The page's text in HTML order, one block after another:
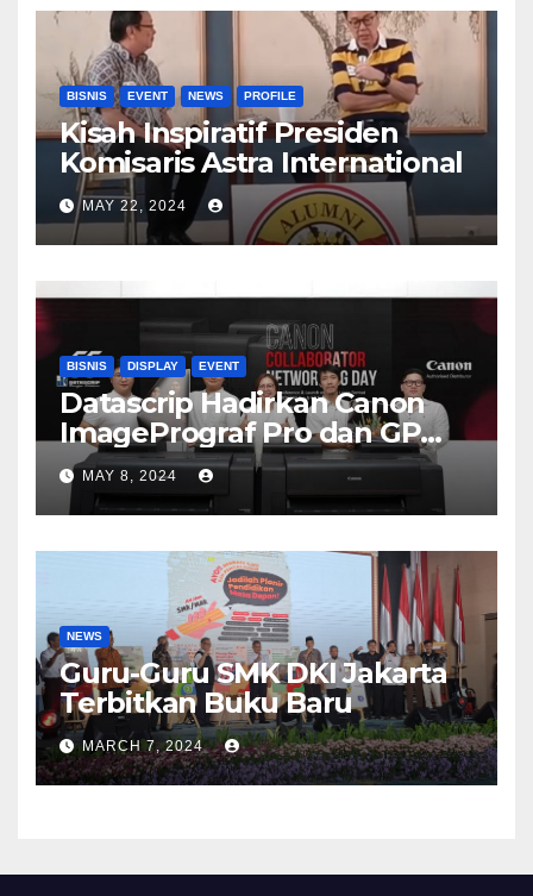
BISNIS EVENT NEWS PROFILE
Kisah Inspiratif Presiden
Komisaris Astra International
MAY 22, 2024
BISNIS DISPLAY EVENT
Datascrip Hadirkan Canon
ImagePrograf Pro dan GP
Series
MAY 8, 2024
NEWS
Guru-Guru SMK DKI Jakarta
Terbitkan Buku Baru
MARCH 7, 2024